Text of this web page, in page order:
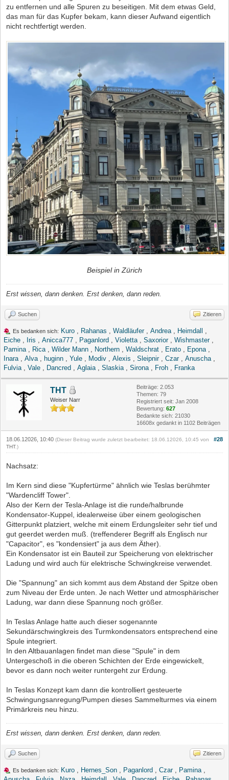
zu entfernen und alle Spuren zu beseitigen. Mit dem etwas Geld,
das man für das Kupfer bekam, kann dieser Aufwand eigentlich
nicht rechtfertigt werden.
Beispiel in Zürich
Erst wissen, dann denken. Erst denken, dann reden.
Suchen Zitieren
Es bedanken sich: Kuro Rahanas Waldläufer, Andrea Heimdall
Eiche
Iris Anicca777 Paganlord Violetta Saxorior, Wishmaster,
Pamina
Rica Wilder Mann Northern Waldschrat Erato Epona
Inara
Alva huginn Yule Modiv Alexis Sleipnir, Czar, Anuscha
Fulvia
Vale Dancred Aglaia Slaskia Sirona Froh Franka
THT
Weiser Narr
Beiträge: 2.053
Themen: 79
Registriert seit: Jan 2008
Bewertung: 627
Bedankte sich: 21030
16608x gedankt in 1102 Beiträgen
#28
18.06.12026, 10:40 (Dieser Beitrag wurde zuletzt bearbeitet: 18.06.12026, 10:45 von
THT.)
Nachsatz:
Im Kern sind diese "Kupfertürme" ähnlich wie Teslas berühmter
"Wardencliff Tower".
Also der Kern der Tesla-Anlage ist die runde/halbrunde
Kondensator-Kuppel, idealerweise über einem geologischen
Gitterpunkt platziert, welche mit einem Erdungsleiter sehr tief und
gut geerdet werden muß. (treffenderer Begriff als Englisch nur
"Capacitor", es "kondensiert" ja aus dem Äther).
Ein Kondensator ist ein Bauteil zur Speicherung von elektrischer
Ladung und wird auch für elektrische Schwingkreise verwendet.
Die "Spannung" an sich kommt aus dem Abstand der Spitze oben
zum Niveau der Erde unten. Je nach Wetter und atmosphärischer
Ladung, war dann diese Spannung noch größer.
In Teslas Anlage hatte auch dieser sogenannte
Sekundärschwingkreis des Turmkondensators entsprechend eine
Spule integriert.
In den Altbauanlagen findet man diese "Spule" in dem
Untergeschoß in die oberen Schichten der Erde eingewickelt,
bevor es dann noch weiter runtergeht zur Erdung.
In Teslas Konzept kam dann die kontrolliert gesteuerte
Schwingungsanregung/Pumpen dieses Sammelturmes via einem
Primärkreis neu hinzu.
Erst wissen, dann denken. Erst denken, dann reden.
Suchen Zitieren
Es bedanken sich: Kuro Hernes_Son Paganlord Czar, Pamina